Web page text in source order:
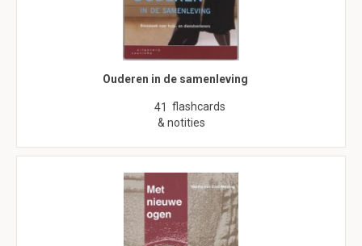
Ouderen in de samenleving
41 flashcards
& notities